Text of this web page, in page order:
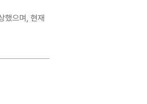
했으며, 현재